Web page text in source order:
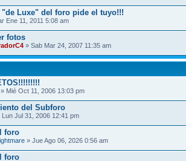
"de Luxe" del foro pide el tuyo!!!
Ene 11, 2011 5:08 am
fotos
» Sab Mar 24, 2007 11:35 am
» Mié Oct 11, 2006 13:03 pm
del Subforo
Lun Jul 31, 2006 12:41 pm
foro
» Jue Ago 06, 2026 0:56 am
foro